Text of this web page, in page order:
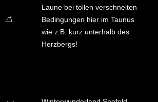
Laune bei tollen verschneiten
Bedingungen hier im Taunus
wie z.B. kurz unterhalb des
Herzbergs!